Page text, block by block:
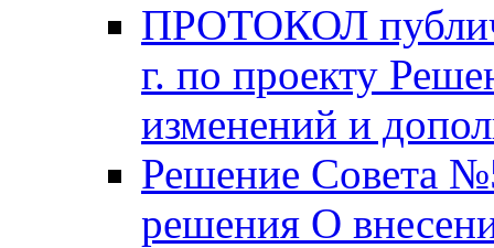
ПРОТОКОЛ
г. по проекту
изменений и
Решение Совета
решения О